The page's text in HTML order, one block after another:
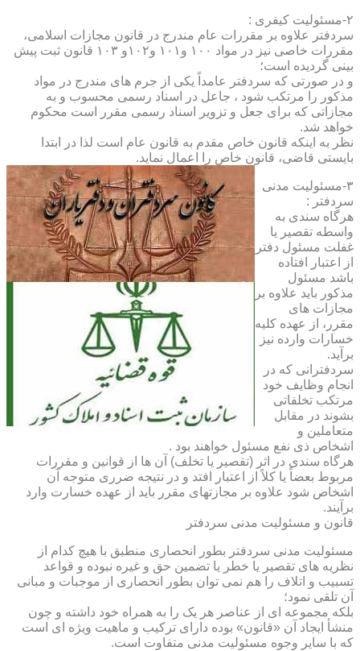
۲-مسئولیت کیفری :
سردفتر علاوه بر مقررات عام مندرج در قانون مجازات اسلامی،
مقررات خاصی نیز در مواد ۱۰۰ و۱۰۱ و۱۰۲و ۱۰۳ قانون ثبت پیش
بینی گردیده است؛
و در صورتی که سردفتر عامداً یکی از جرم های مندرج در مواد
مذکور را مرتکب شود ، جاعل در اسناد رسمی محسوب و به
مجازاتی که برای جعل و تزویر اسناد رسمی مقرر است محکوم
خواهد شد.
نظر به اینکه قانون خاص مقدم به قانون عام است لذا در ابتدا
بایستی قاضی، قانون خاص را اعمال نماید.
۳-مسئولیت مدنی
سردفتر :
هرگاه سندی به
واسطه تقصیر یا
غفلت مسئول دفتر
از اعتبار افتاده
باشد مسئول
مذکور باید علاوه بر
مجازات های
مقرر، از عهده کلیه
خسارات وارده نیز
برآید.
سردفترانی که در
انجام وظایف خود
مرتکب تخلفاتی
بشوند در مقابل
متعاملین و
اشخاص ذی نفع مسئول خواهند بود .
هرگاه سندی در اثر (تقصیر یا تخلف) آن ها از قوانین و مقررات
مربوط بعضاً یا کلاً از اعتبار افتد و در نتیجه ضرری متوجه آن
اشخاص شود علاوه بر مجازتهای مقرر باید از عهده خسارت وارد
برآیند.
قانون و مسئولیت مدنی سردفتر
مسئولیت مدنی سردفتر بطور انحصاری منطبق با هیچ کدام از
نظریه های تقصیر یا خطر یا تضمین حق و غیره نبوده و قواعد
تسبیب و اتلاف را هم نمی توان بطور انحصاری از موجبات و مبانی
آن تلقی نمود؛
بلکه مجموعه ای از عناصر هر یک را به همراه خود داشته و چون
منشأ ایجاد آن «قانون» بوده دارای ترکیب و ماهیت ویژه ای است
که با سایر وجوه مسئولیت مدنی متفاوت است.